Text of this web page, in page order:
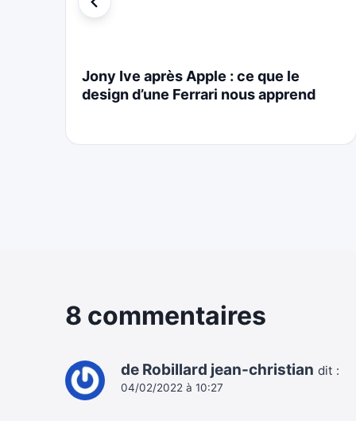
Jony Ive après Apple : ce que le
design d’une Ferrari nous apprend
8 commentaires
de Robillard jean-christian dit :
04/02/2022 à 10:27